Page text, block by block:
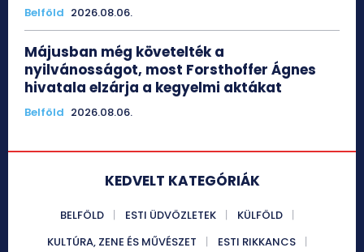
Belföld 2026.08.06.
Májusban még követelték a
nyilvánosságot, most Forsthoffer Ágnes
hivatala elzárja a kegyelmi aktákat
Belföld 2026.08.06.
KEDVELT KATEGÓRIÁK
BELFÖLD ESTI ÜDVÖZLETEK
KÜLFÖLD
KULTÚRA, ZENE ÉS MŰVÉSZET
ESTI RIKKANCS